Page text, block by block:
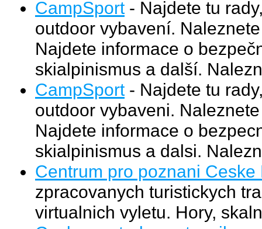
CampSport - Najdete tu
outdoor vybavení.
Najdete informace o
skialpinismus a další.
CampSport - Najdete tu
outdoor vybaveni.
Najdete informace o
skialpinismus a dalsi.
Centrum pro poznani Ceske
zpracovanych turistickych
virtualnich vyletu. Hory,